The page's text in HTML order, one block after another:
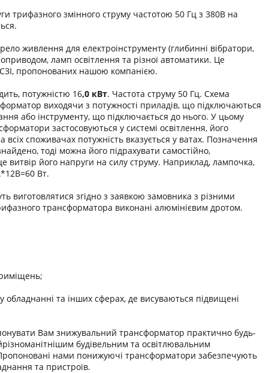
трифазного змінного струму частотою 50 Гц з 380В на
живлення для електроінструменту (глибинні вібратори,
ламп освітлення та різної автоматики. Це
пропонованих нашою компанією.
потужністю 16,0 кВт. Частота струму 50 Гц. Схема
виходячи з потужності приладів, що підключаються
або інструменту, що підключається до нього. У цьому
застосовуються у системі освітлення, його
споживачах потужність вказується у ватах. Позначення
тоді можна його підрахувати самостійно,
витвір його напруги на силу струму. Наприклад, лампочка,
Вт.
виготовлятися згідно з заявкою замовника з різними
трансформатора виконані алюмінієвим дротом.
та інших сферах, де висуваються підвищені
Вам знижувальний трансформатор практично будь-
будівельним та освітлювальним
нами понижуючі трансформатори забезпечують
та пристроїв.